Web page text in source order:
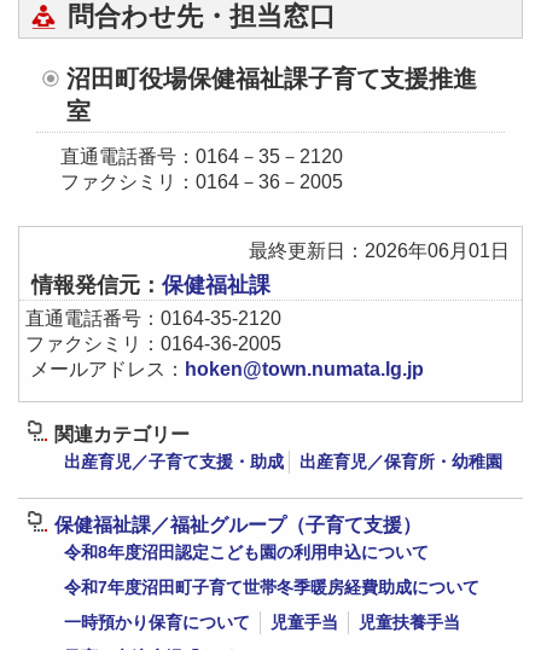
問合わせ先・担当窓口
沼田町役場保健福祉課子育て支援推進
室
直通電話番号：0164－35－2120
ファクシミリ：0164－36－2005
最終更新日：2026年06月01日
情報発信元： 保健福祉課
直通電話番号：0164-35‐2120
ファクシミリ：0164-36-2005
メールアドレス： hoken@town.numata.lg.jp
関連カテゴリー
出産育児／子育て支援・助成 出産育児／保育所・幼稚園
保健福祉課／福祉グループ（子育て支援）
令和8年度沼田認定こども園の利用申込について
令和7年度沼田町子育て世帯冬季暖房経費助成について
一時預かり保育について
児童手当
児童扶養手当